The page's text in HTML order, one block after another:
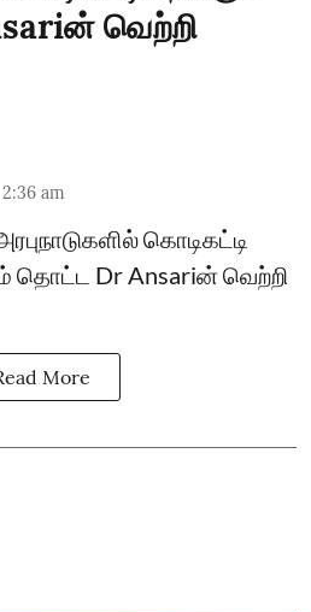
வெற்றி
am
கொடிகட்டி
தொட்ட Dr Ansariன் வெற்றி
More